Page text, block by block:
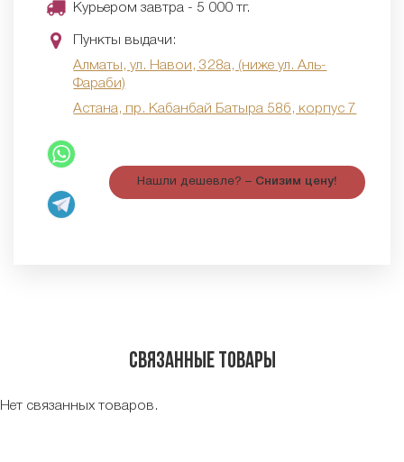
Курьером завтра - 5 000 тг.
Пункты выдачи:
Алматы, ул. Навои, 328а, (ниже ул. Аль-
Фараби)
Астана, пр. Кабанбай Батыра 58б, корпус 7
Нашли дешевле? – Снизим цену!
Связанные товары
Нет связанных товаров.